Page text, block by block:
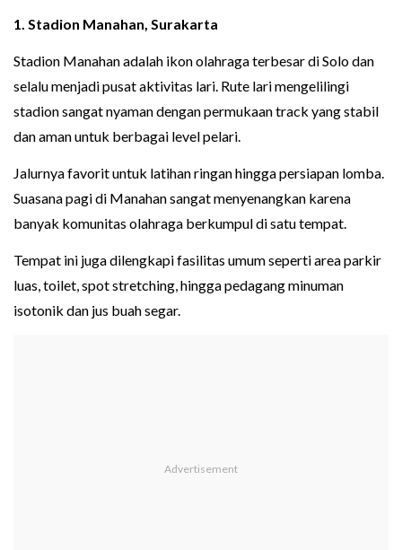
1. Stadion Manahan, Surakarta
Stadion Manahan adalah ikon olahraga terbesar di Solo dan
selalu menjadi pusat aktivitas lari. Rute lari mengelilingi
stadion sangat nyaman dengan permukaan track yang stabil
dan aman untuk berbagai level pelari.
Jalurnya favorit untuk latihan ringan hingga persiapan lomba.
Suasana pagi di Manahan sangat menyenangkan karena
banyak komunitas olahraga berkumpul di satu tempat.
Tempat ini juga dilengkapi fasilitas umum seperti area parkir
luas, toilet, spot stretching, hingga pedagang minuman
isotonik dan jus buah segar.